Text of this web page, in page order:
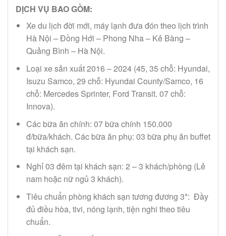
DỊCH VỤ BAO GỒM:
Xe du lịch đời mới, máy lạnh đưa đón theo lịch trình
Hà Nội – Đồng Hới – Phong Nha – Kẻ Bàng –
Quảng Bình – Hà Nội.
Loại xe sản xuất 2016 – 2024 (45, 35 chỗ: Hyundai,
Isuzu Samco, 29 chỗ: Hyundai County/Samco, 16
chỗ: Mercedes Sprinter, Ford Transit. 07 chỗ:
Innova).
Các bữa ăn chính: 07 bữa chính 150.000
đ/bữa/khách. Các bữa ăn phụ: 03 bữa phụ ăn buffet
tại khách sạn.
Nghỉ 03 đêm tại khách sạn: 2 – 3 khách/phòng (Lẻ
nam hoặc nữ ngủ 3 khách).
Tiêu chuẩn phòng khách sạn tương đương 3*: Đầy
đủ điều hòa, tivi, nóng lạnh, tiện nghi theo tiêu
chuẩn.